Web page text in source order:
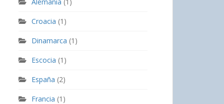
Croacia (1)
Dinamarca (1)
Escocia (1)
España (2)
Francia (1)